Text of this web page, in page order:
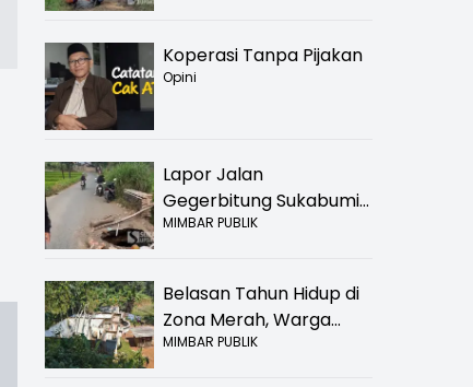
Koperasi Tanpa Pijakan
Opini
Lapor Jalan
Gegerbitung Sukabumi
Bolong! Bahaya Bagi
MIMBAR PUBLIK
Belasan Tahun Hidup di
Zona Merah, Warga
Kampung Nangewer
MIMBAR PUBLIK